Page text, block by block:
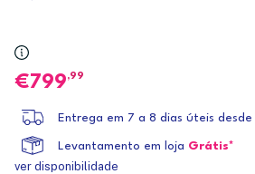
799,99
Entrega em 7 a 8 dias úteis desde
Levantamento em loja Grátis*
ver disponibilidade